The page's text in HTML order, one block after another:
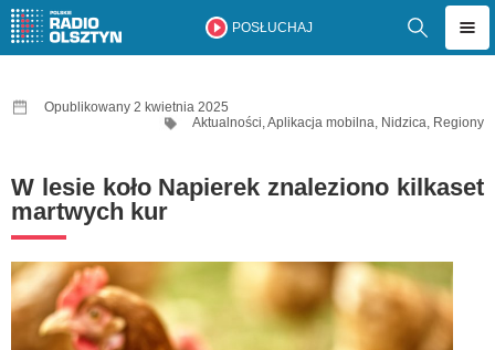
POSŁUCHAJ
Opublikowany 2 kwietnia 2025
Aktualności,Aplikacja mobilna, Nidzica, Regiony
W lesie koło Napierek znaleziono kilkaset
martwych kur